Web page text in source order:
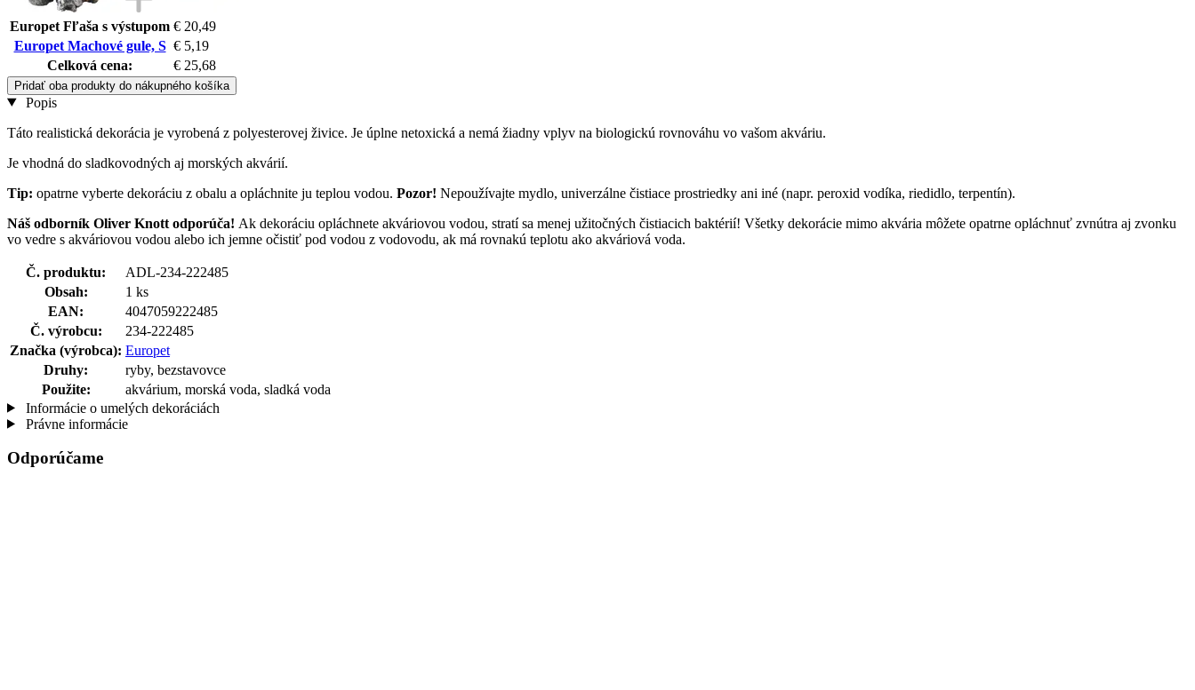
Europet Fľaša s výstupom € 20,49
Europet Machové gule, S € 5,19
Celková cena:
€ 25,68
Pridať oba produkty do nákupného košíka
Popis
Táto realistická dekorácia je vyrobená z polyesterovej živice. Je úplne netoxická a nemá žiadny vplyv na biologickú rovnováhu vo vašom akváriu.
Je vhodná do sladkovodných aj morských akvárií.
Tip: opatrne vyberte dekoráciu z obalu a opláchnite ju teplou vodou. Pozor! Nepoužívajte mydlo, univerzálne čistiace prostriedky ani iné (napr. peroxid vodíka, riedidlo, terpentín).
Náš odborník Oliver Knott odporúča! Ak dekoráciu opláchnete akváriovou vodou, stratí sa menej užitočných čistiacich baktérií! Všetky dekorácie mimo akvária môžete opatrne opláchnuť zvnútra aj zvonku
vo vedre s akváriovou vodou alebo ich jemne očistiť pod vodou z vodovodu, ak má rovnakú teplotu ako akváriová voda.
Č. produktu:
ADL-234-222485
Obsah:
1 ks
EAN:
4047059222485
Č. výrobcu:
234-222485
Značka (výrobca): Europet
Druhy:
ryby, bezstavovce
Použite:
akvárium, morská voda, sladká voda
Informácie o umelých dekoráciách
Právne informácie
Odporúčame